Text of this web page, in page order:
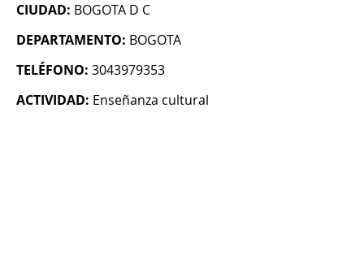
CIUDAD: BOGOTA D C
DEPARTAMENTO: BOGOTA
TELÉFONO: 3043979353
ACTIVIDAD: Enseñanza cultural